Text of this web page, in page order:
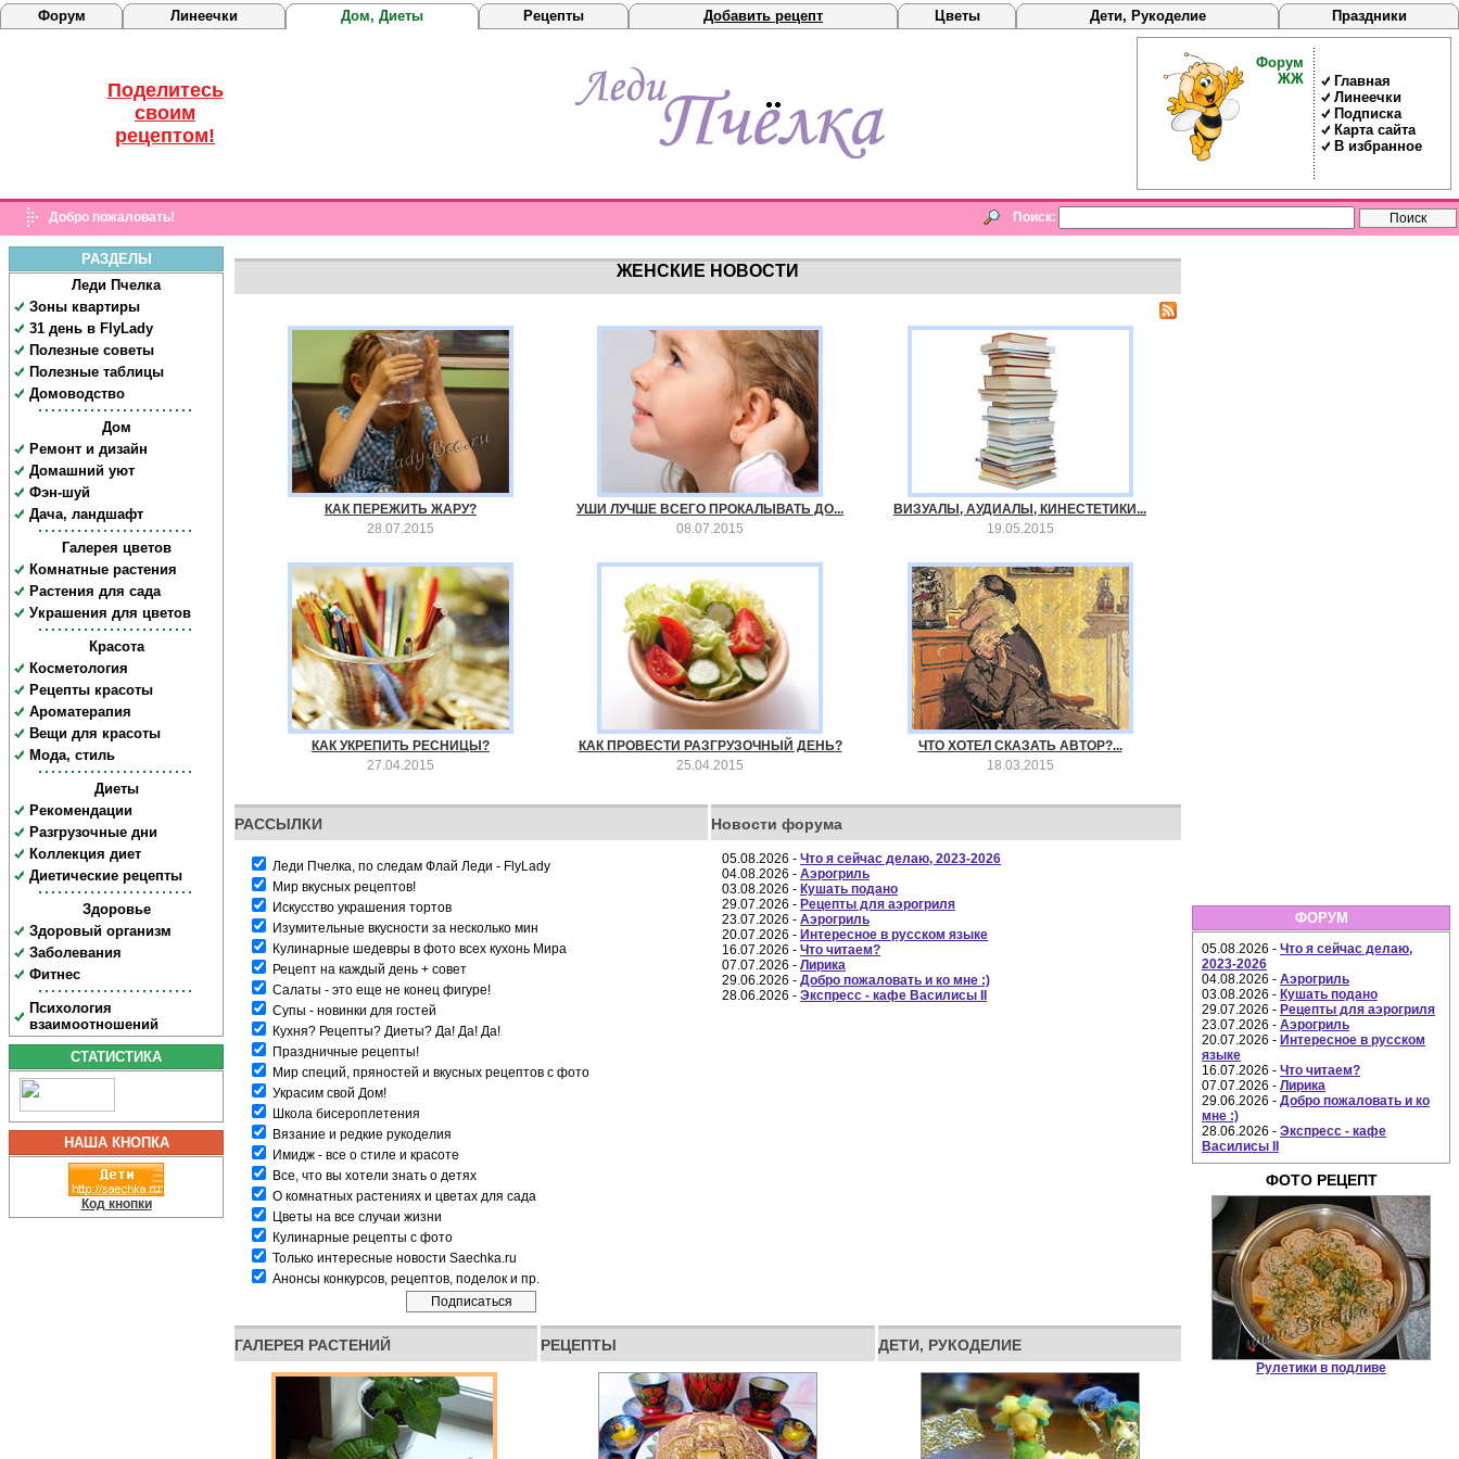
Форум Линеечки Дом, Диеты Рецепты Добавить рецепт Цветы Дети, Рукоделие Праздники
Поделитесь
своим
рецептом!
Форум
ЖЖ
Главная
Линеечки
Подписка
Карта сайта
В избранное
Добро пожаловать! Поиск:
РАЗДЕЛЫ
Леди Пчелка
Зоны квартиры
31 день в FlyLady
Полезные советы
Полезные таблицы
Домоводство
Дом
Ремонт и дизайн
Домашний уют
Фэн-шуй
Дача, ландшафт
Галерея цветов
Комнатные растения
Растения для сада
Украшения для цветов
Красота
Косметология
Рецепты красоты
Ароматерапия
Вещи для красоты
Мода, стиль
Диеты
Рекомендации
Разгрузочные дни
Коллекция диет
Диетические рецепты
Здоровье
Здоровый организм
Заболевания
Фитнес
Психология
взаимоотношений
СТАТИСТИКА
НАША КНОПКА
Код кнопки
ЖЕНСКИЕ НОВОСТИ
КАК ПЕРЕЖИТЬ ЖАРУ?
28.07.2015
УШИ ЛУЧШЕ ВСЕГО ПРОКАЛЫВАТЬ ДО...
08.07.2015
ВИЗУАЛЫ, АУДИАЛЫ, КИНЕСТЕТИКИ...
19.05.2015
КАК УКРЕПИТЬ РЕСНИЦЫ?
27.04.2015
КАК ПРОВЕСТИ РАЗГРУЗОЧНЫЙ ДЕНЬ?
25.04.2015
ЧТО ХОТЕЛ СКАЗАТЬ АВТОР?...
18.03.2015
РАССЫЛКИ
Леди Пчелка, по следам Флай Леди - FlyLady
Мир вкусных рецептов!
Искусство украшения тортов
Изумительные вкусности за несколько мин
Кулинарные шедевры в фото всех кухонь Мира
Рецепт на каждый день + совет
Салаты - это еще не конец фигуре!
Супы - новинки для гостей
Кухня? Рецепты? Диеты? Да! Да! Да!
Праздничные рецепты!
Мир специй, пряностей и вкусных рецептов с фото
Украсим свой Дом!
Школа бисероплетения
Вязание и редкие рукоделия
Имидж - все о стиле и красоте
Все, что вы хотели знать о детях
О комнатных растениях и цветах для сада
Цветы на все случаи жизни
Кулинарные рецепты с фото
Только интересные новости Saechka.ru
Анонсы конкурсов, рецептов, поделок и пр.
Подписаться
Новости форума
05.08.2026 - Что я сейчас делаю, 2023-2026
04.08.2026 - Аэрогриль
03.08.2026 - Кушать подано
29.07.2026 - Рецепты для аэрогриля
23.07.2026 - Аэрогриль
20.07.2026 - Интересное в русском языке
16.07.2026 - Что читаем?
07.07.2026 - Лирика
29.06.2026 - Добро пожаловать и ко мне :)
28.06.2026 - Экспресс - кафе Василисы II
ГАЛЕРЕЯ РАСТЕНИЙ РЕЦЕПТЫ ДЕТИ, РУКОДЕЛИЕ
ФОРУМ
05.08.2026 - Что я сейчас делаю,
2023-2026
04.08.2026 - Аэрогриль
03.08.2026 - Кушать подано
29.07.2026 - Рецепты для аэрогриля
23.07.2026 - Аэрогриль
20.07.2026 - Интересное в русском
языке
16.07.2026 - Что читаем?
07.07.2026 - Лирика
29.06.2026 - Добро пожаловать и ко
мне :)
28.06.2026 - Экспресс - кафе
Василисы II
ФОТО РЕЦЕПТ
Рулетики в подливе